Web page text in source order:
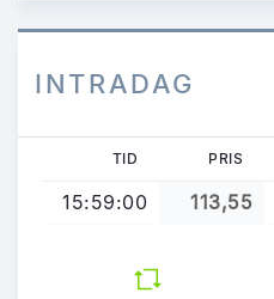
INTRADAG
TID PRIS
15:59:00 113,55